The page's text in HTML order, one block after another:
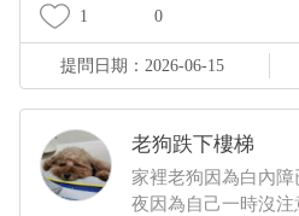
1 0
提問日期：2026-06-15
老狗跌下樓梯
家裡老狗因為白內
夜因為自己一時沒